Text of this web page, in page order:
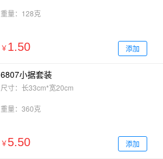
重量：128克
￥ 1.50 添加
6807小据套装
尺寸：长33cm*宽20cm
重量：360克
￥ 5.50 添加